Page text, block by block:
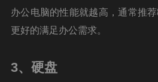
办公电脑的性能就越高，通常推
更好的满足办公需求。
3、硬盘